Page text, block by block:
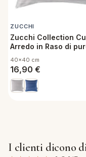
ZUCCHI
Zucchi Collection
Arredo in Raso di
Imbottitura 40x40 cm
Namib G6
40x40 cm
16,90 €
I clienti dicono